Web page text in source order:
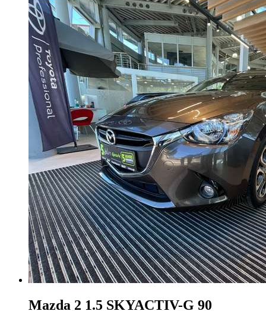
Mazda 2 1.5 SKYACTIV-G 90